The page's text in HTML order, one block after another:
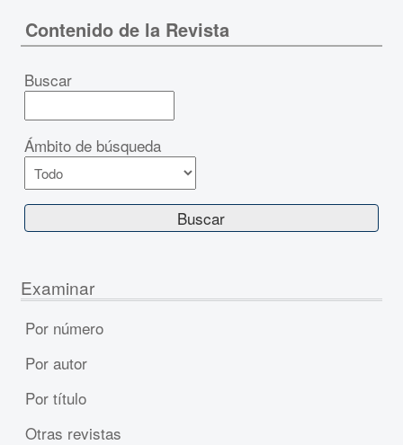
Contenido de la Revista
Buscar
Ámbito de búsqueda
Examinar
Por número
Por autor
Por título
Otras revistas